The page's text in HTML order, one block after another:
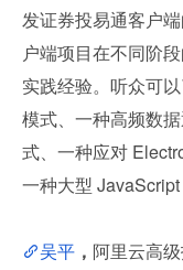
发证券投易通客户
户端项目在不同阶
实践经验。听众可
模式、一种高频数
式、一种应对
一种大型
吴平 ， 阿里云高